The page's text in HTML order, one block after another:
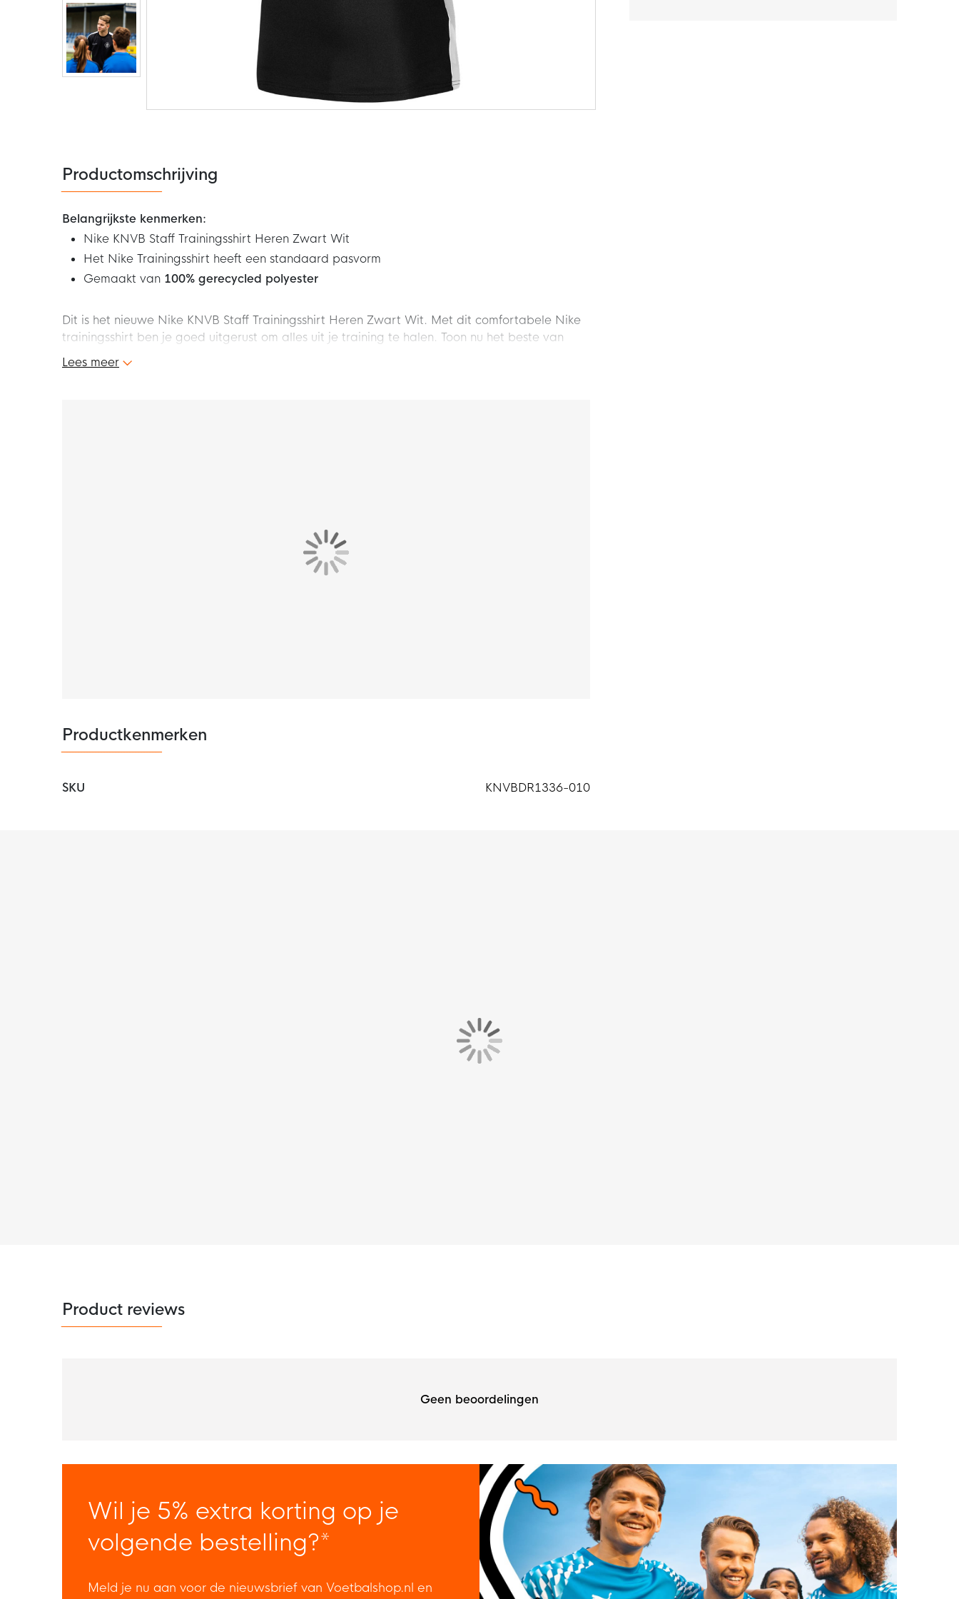
de
afbeeldingen-
gallerij
Productomschrijving
Belangrijkste kenmerken:
Nike KNVB Staff Trainingsshirt Heren Zwart Wit
Het Nike Trainingsshirt heeft een standaard pasvorm
Gemaakt van 100% gerecycled polyester
Dit is het nieuwe Nike KNVB Staff Trainingsshirt Heren Zwart Wit. Met dit comfortabele Nike
trainingsshirt ben je goed uitgerust om alles uit je training te halen. Toon nu het beste van
jezelf met dit gave Nike KNVB Staff Trainingsshirt Heren!
Lees meer
Productkenmerken
SKU KNVBDR1336-010
Product reviews
Geen beoordelingen
Wil je 5% extra korting op je
volgende bestelling?*
Meld je nu aan voor de nieuwsbrief van Voetbalshop.nl en